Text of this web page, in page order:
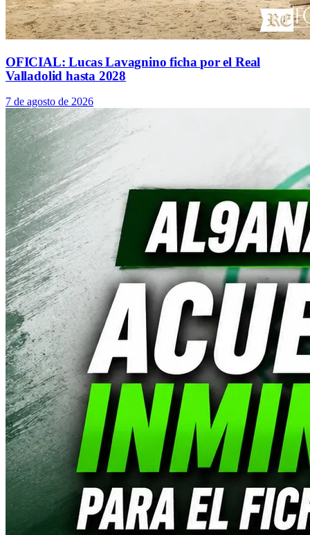
OFICIAL: Lucas Lavagnino ficha por el Real
Valladolid hasta 2028
7 de agosto de 2026